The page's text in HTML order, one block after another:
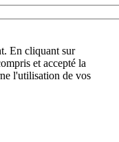
En cliquant sur
et accepté la
l'utilisation de vos